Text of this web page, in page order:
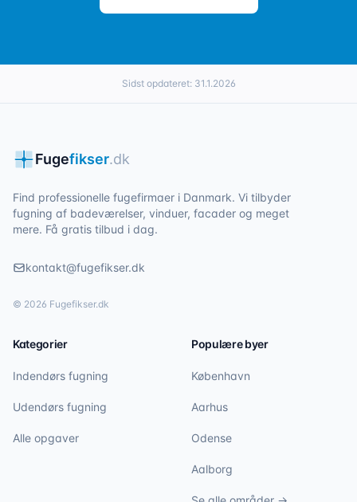
Sidst opdateret: 31.1.2026
Fugefikser.dk
Find professionelle fugefirmaer i Danmark. Vi tilbyder
fugning af badeværelser, vinduer, facader og meget
mere. Få gratis tilbud i dag.
kontakt@fugefikser.dk
© 2026 Fugefikser.dk
Kategorier
Indendørs fugning
Udendørs fugning
Alle opgaver
Populære byer
København
Aarhus
Odense
Aalborg